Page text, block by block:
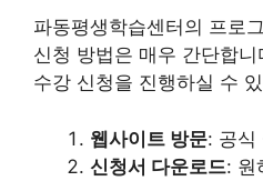
파동평생학습센터의 프로
신청 방법은 매우 간단합
수강 신청을 진행하실 수
웹사이트 방문: 공식
신청서 다운로드: 원